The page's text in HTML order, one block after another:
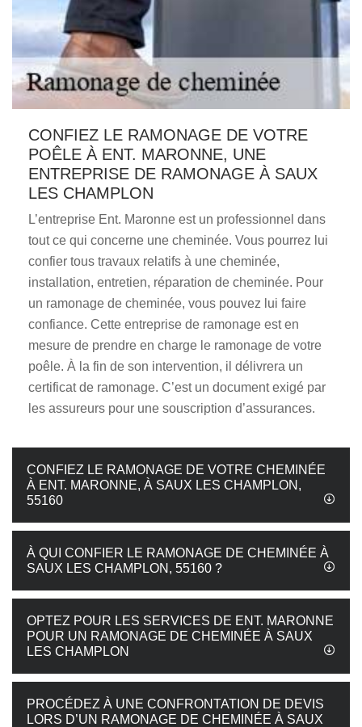
CONFIEZ LE RAMONAGE DE VOTRE
POÊLE À ENT. MARONNE, UNE
ENTREPRISE DE RAMONAGE À SAUX
LES CHAMPLON
L’entreprise Ent. Maronne est un professionnel dans
tout ce qui concerne une cheminée. Vous pourrez lui
confier tous travaux relatifs à une cheminée,
installation, entretien, réparation de cheminée. Pour
un ramonage de cheminée, vous pouvez lui faire
confiance. Cette entreprise de ramonage est en
mesure de prendre en charge le ramonage de votre
poêle. À la fin de son intervention, il délivrera un
certificat de ramonage. C’est un document exigé par
les assureurs pour une souscription d’assurances.
CONFIEZ LE RAMONAGE DE VOTRE CHEMINÉE
À ENT. MARONNE, À SAUX LES CHAMPLON,
55160
À QUI CONFIER LE RAMONAGE DE CHEMINÉE À
SAUX LES CHAMPLON, 55160 ?
OPTEZ POUR LES SERVICES DE ENT. MARONNE
POUR UN RAMONAGE DE CHEMINÉE À SAUX
LES CHAMPLON
PROCÉDEZ À UNE CONFRONTATION DE DEVIS
LORS D’UN RAMONAGE DE CHEMINÉE À SAUX